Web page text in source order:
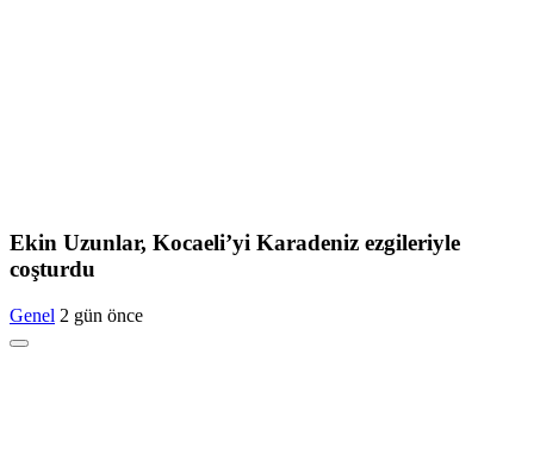
Ekin Uzunlar, Kocaeli’yi Karadeniz ezgileriyle
coşturdu
Genel 2 gün önce